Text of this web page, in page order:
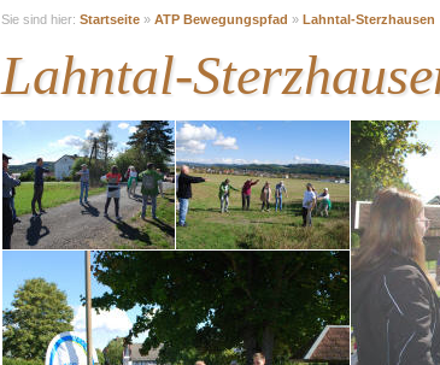
Sie sind hier: Startseite » ATP Bewegungspfad » Lahntal-Sterzhausen
Lahntal-